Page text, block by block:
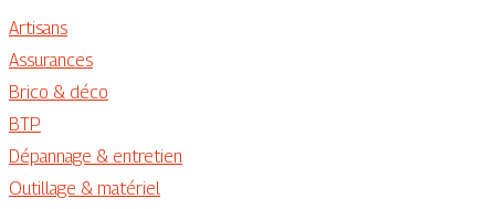
Artisans
Assurances
Brico & déco
BTP
Dépannage & entretien
Outillage & matériel